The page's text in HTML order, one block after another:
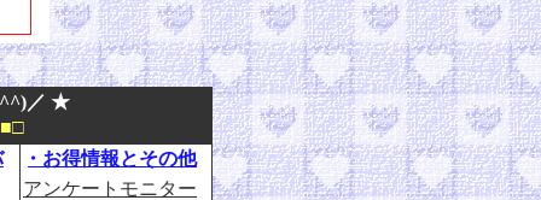
／ ★
・お得情報とその他
アンケートモニター